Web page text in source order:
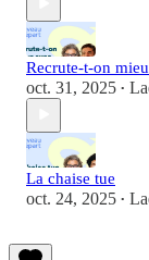
Recrute-t-on
oct. 31, 2025 •
La chaise tue
oct. 24, 2025 •